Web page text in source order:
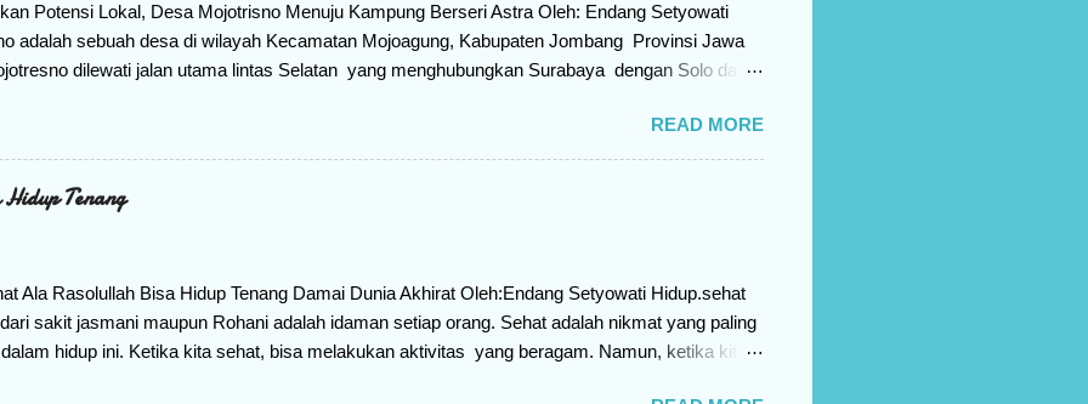
Potensi Lokal, Desa Mojotrisno Menuju Kampung Berseri Astra Oleh: Endang Setyowati
adalah sebuah desa di wilayah Kecamatan Mojoagung, Kabupaten Jombang Provinsi Jawa
dilewati jalan utama lintas Selatan yang menghubungkan Surabaya dengan Solo dan
, tetapi terletak pada kondisi alam yang biasa. Namun, berkat terobosan dan inovasi yang
berhasil di sulap menjadi desa wisata yang terutama yang berbasis edukasi. Mulai dari pasar
wisata edukasi, edukasi pengolahan kompos, edukasi green house, edukasi herbal, pusat
gerabah, pusat pembuatan batik, Kerajinan kuningan dan masih banyak lagi. Menuju
Berseri Astra Kategori Desa Wisata "Berawal dari tindak lanjut penataan lingkungan desa
READ MORE
Tenang
Ala Rasolullah Bisa Hidup Tenang Damai Dunia Akhirat Oleh:Endang Setyowati Hidup.sehat
sakit jasmani maupun Rohani adalah idaman setiap orang. Sehat adalah nikmat yang paling
hidup ini. Ketika kita sehat, bisa melakukan aktivitas yang beragam. Namun, ketika kita